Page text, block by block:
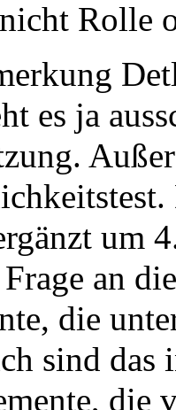
Rolle
es ja
um
an
die
sind das
die